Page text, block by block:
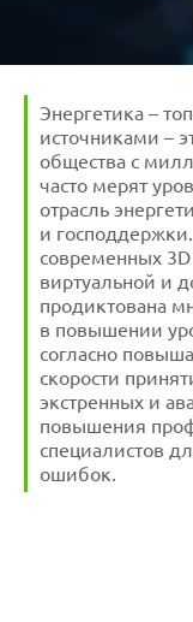
Энергетика –
источниками –
общества с
часто мерят
отрасль
и
современных
виртуальной и
продиктована
в повышении
согласно
скорости
экстренных и
повышения
специалистов
ошибок.